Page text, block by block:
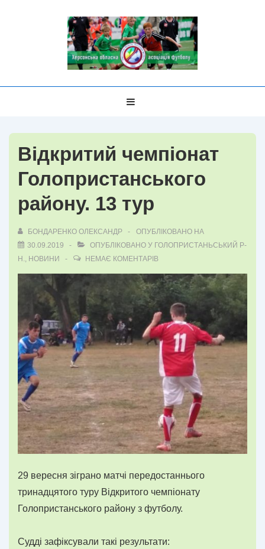
Відкритий чемпіонат
Голопристанського
району. 13 тур
БОНДАРЕНКО ОЛЕКСАНДР
ОПУБЛІКОВАНО НА
30.09.2019
ОПУБЛІКОВАНО У ГОЛОПРИСТАНЬСЬКИЙ Р-
Н., НОВИНИ НЕМАЄ КОМЕНТАРІВ
29 вересня зіграно матчі передостаннього
тринадцятого туру Відкритого чемпіонату
Голопристанського району з футболу.
Судді зафіксували такі результати: